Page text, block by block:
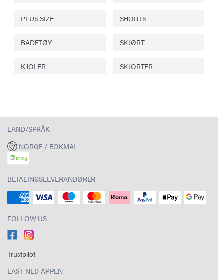
PLUS SIZE SHORTS
BADETØY SKJØRT
KJOLER SKJORTER
LAND/SPRÅK
NORGE / BOKMÅL
BETALINGSLEVERANDØRER
FOLLOW US
Trustpilot
LAST NED APPEN